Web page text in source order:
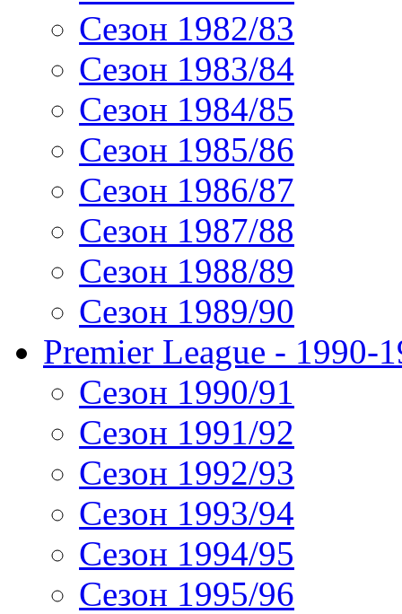
Сезон 1982/83
Сезон 1983/84
Сезон 1984/85
Сезон 1985/86
Сезон 1986/87
Сезон 1987/88
Сезон 1988/89
Сезон 1989/90
Premier League - 1990-
Сезон 1990/91
Сезон 1991/92
Сезон 1992/93
Сезон 1993/94
Сезон 1994/95
Сезон 1995/96